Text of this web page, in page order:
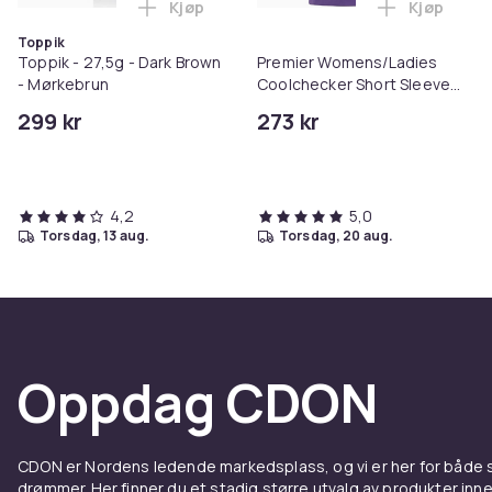
Toppik
Toppik - 27,5g - Dark Brown
- Mørkebrun
299 kr
Legg Toppik - 27,5g - Dark Brown -
Kjøp
4,2
torsdag, 13 aug.
Premier Womens/Ladies
Coolchecker Short Sleeve
273 kr
Legg
Kjøp
5,0
torsdag, 20 aug.
Oppdag CDON
CDON er Nordens ledende markedsplass, og vi er her for